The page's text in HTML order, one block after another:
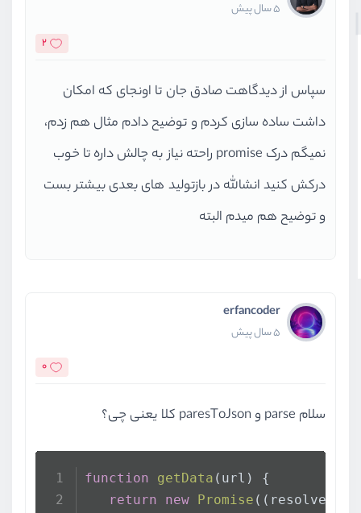
5 سال پیش
2
سپاس از دیدگاهت صادق جان تا اونجای که امکان
داشت ساده سازی کردم و توضیح دادم مثال هم زدم،
نمیگم درک promise راحته نیاز به چالش داره تا خوب
درکش کنید انشالله در بازتولید های بعدی بیشتر بست
و توضیح هم میدم البته
erfancoder
5 سال پیش
0
سلام parse و paresToJson کلا یعنی چی؟
function getData ( url ) {
return
new Promise ( ( resolve ,